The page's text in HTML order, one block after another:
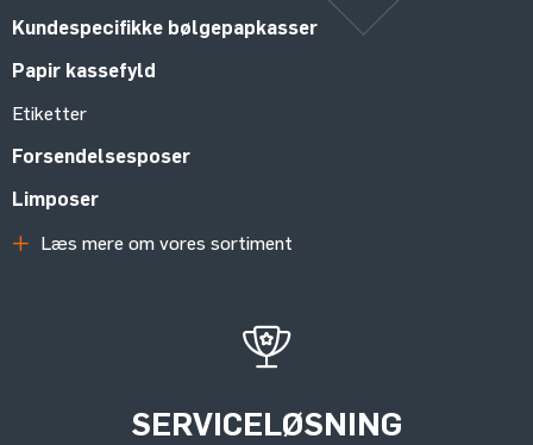
Kundespecifikke bølgepapkasser
Papir kassefyld
Etiketter
Forsendelsesposer
Limposer
Læs mere om vores sortiment
SERVICELØSNING